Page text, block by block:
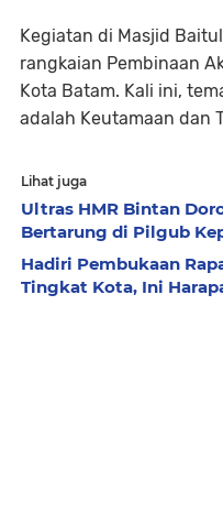
Kegiatan di Masjid
rangkaian Pembinaan
Kota Batam. Kali ini,
adalah Keutamaan dan
Lihat juga
Ultras HMR Bintan
Bertarung di Pilgub
Hadiri Pembukaan
Tingkat Kota, Ini